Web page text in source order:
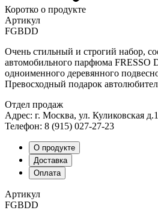
Коротко о продукте
Артикул
FGBDD
Очень стильный и строгий набор,
автомобильного парфюма FRESSO
одноименного деревянного
Превосходный подарок
Отдел продаж
Адрес: г. Москва, ул. Куликовская
Телефон: 8 (915) 027-27-23
О продукте
Доставка
Оплата
Артикул
FGBDD